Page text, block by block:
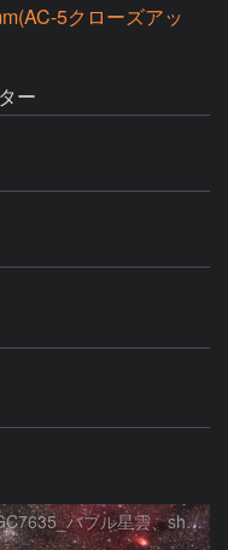
5クローズアッ
ー
NGC7635_バブル星雲、sh2-157_くわがた星雲